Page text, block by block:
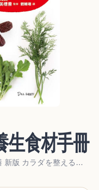
生食材手冊
美味しく改善 ハーブ&スパイス薬膳 新版 カラダを整える食材の便利帳